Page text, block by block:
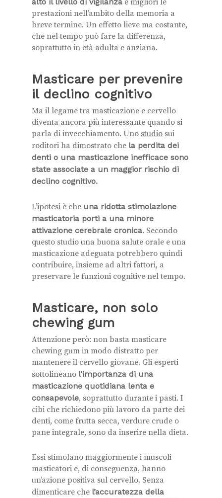
prestazioni nell’ambito della memoria a
breve termine. Un effetto lieve ma costante,
che nel tempo può fare la differenza,
soprattutto in età adulta e anziana.
Masticare per prevenire
il declino cognitivo
Ma il legame tra masticazione e cervello
diventa ancora più interessante quando si
parla di invecchiamento. Uno studio sui
roditori ha dimostrato che la perdita dei
denti o una masticazione inefficace sono
state associate a un maggior rischio di
declino cognitivo.
L’ipotesi è che una ridotta stimolazione
masticatoria porti a una minore
attivazione cerebrale cronica. Secondo
questo studio una buona salute orale e una
masticazione adeguata potrebbero quindi
contribuire, insieme ad altri fattori, a
preservare le funzioni cognitive nel tempo.
Masticare, non solo
chewing gum
Attenzione però: non basta masticare
chewing gum in modo distratto per
mantenere il cervello giovane. Gli esperti
sottolineano l’importanza di una
masticazione quotidiana lenta e
consapevole, soprattutto durante i pasti. I
cibi che richiedono più lavoro da parte dei
denti, come frutta secca, verdure crude o
pane integrale, sono da inserire nella dieta.
Essi stimolano maggiormente i muscoli
masticatori e, di conseguenza, hanno
un’azione positiva sul cervello. Senza
dimenticare che l’accuratezza della